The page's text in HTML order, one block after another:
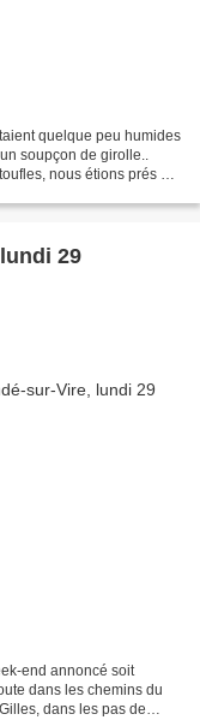
quelque peu humides
soupçon de girolle..
nous étions prés de
29
end annoncé soit
dans les chemins du
dans les pas de